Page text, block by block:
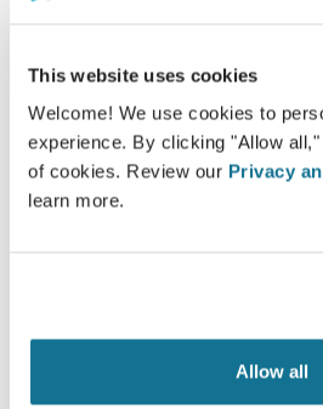
This website uses cookies
Welcome! We use cookies to
experience. By clicking "Allow
of cookies. Review our Privacy
learn more.
Allow all
Coinvolgere al massimo i